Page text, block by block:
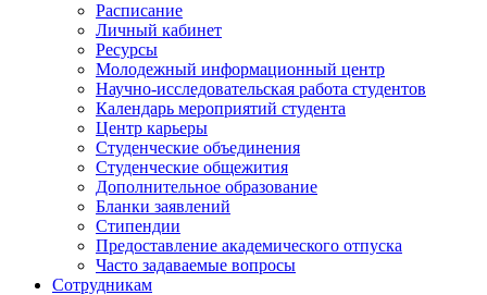
Расписание
Личный кабинет
Ресурсы
Молодежный информационный центр
Научно-исследовательская работа студентов
Календарь мероприятий студента
Центр карьеры
Студенческие объединения
Студенческие общежития
Дополнительное образование
Бланки заявлений
Стипендии
Предоставление академического отпуска
Часто задаваемые вопросы
Сотрудникам